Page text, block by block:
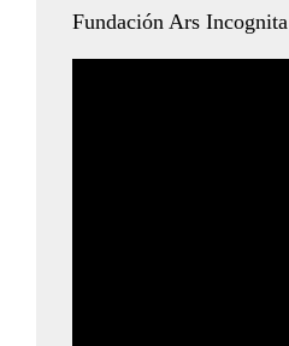
Fundación Ars Incognita